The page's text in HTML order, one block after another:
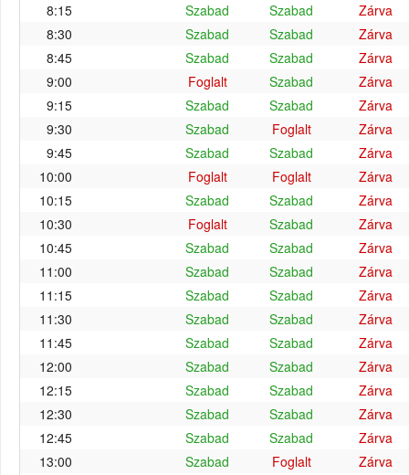
8:15
Szabad Szabad
Zárva
8:30
Szabad Szabad
Zárva
8:45
Szabad Szabad
Zárva
9:00
Foglalt Szabad
Zárva
9:15
Szabad Szabad
Zárva
9:30
Szabad Foglalt
Zárva
9:45
Szabad Szabad
Zárva
10:00
Foglalt Foglalt
Zárva
10:15
Szabad Szabad
Zárva
10:30
Foglalt Szabad
Zárva
10:45
Szabad Szabad
Zárva
11:00
Szabad Szabad
Zárva
11:15
Szabad Szabad
Zárva
11:30
Szabad Szabad
Zárva
11:45
Szabad Szabad
Zárva
12:00
Szabad Szabad
Zárva
12:15
Szabad Szabad
Zárva
12:30
Szabad Szabad
Zárva
12:45
Szabad Szabad
Zárva
13:00
Szabad Foglalt
Zárva